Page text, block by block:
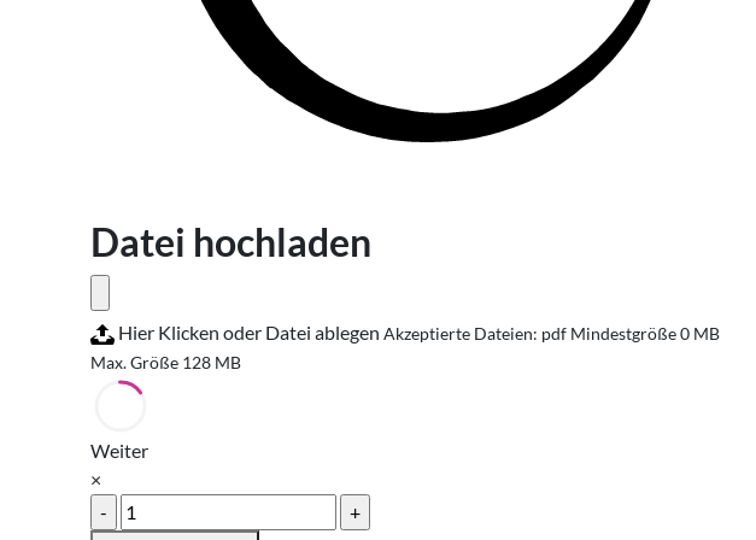
Datei hochladen
Hier Klicken oder Datei ablegen Akzeptierte Dateien: pdf Mindestgröße 0 MB
Max. Größe 128 MB
Weiter
×
Loseblattsammlung